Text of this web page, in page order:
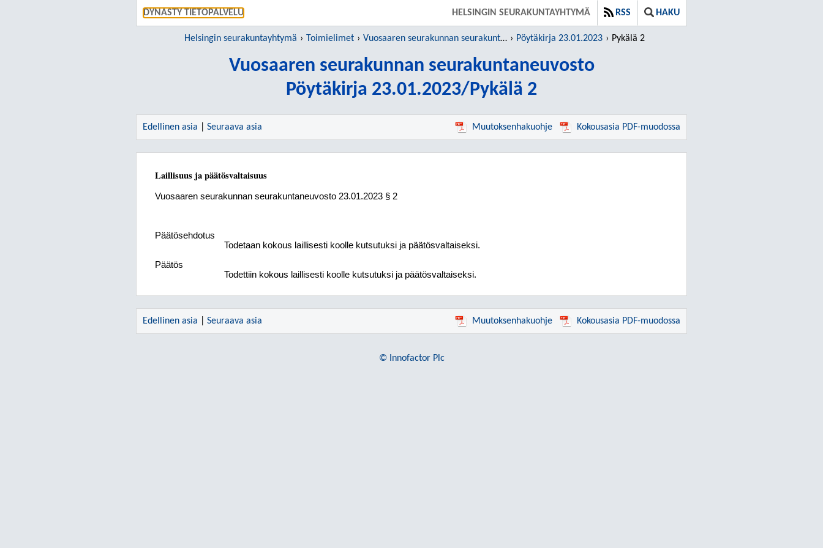
DYNASTY TIETOPALVELU SIIRRY SUORAAN PÄÄSISÄLTÖÖNHELSINGIN SEURAKUNTAYHTYMÄ RSS HAKU
Helsingin seurakuntayhtymä Toimielimet Vuosaaren seurakunnan seurakuntaneuvosto Pöytäkirja 23.01.2023 Pykälä 2
Vuosaaren seurakunnan seurakuntaneuvosto
Pöytäkirja 23.01.2023/Pykälä 2
Edellinen asia Seuraava asia Muutoksenhakuohje Kokousasia PDF-muodossa
Laillisuus ja päätösvaltaisuus
Vuosaaren seurakunnan seurakuntaneuvosto 23.01.2023 § 2
Päätösehdotus
Todetaan kokous laillisesti koolle kutsutuksi ja päätösvaltaiseksi.
Päätös
Todettiin kokous laillisesti koolle kutsutuksi ja päätösvaltaiseksi.
Edellinen asia Seuraava asia Muutoksenhakuohje Kokousasia PDF-muodossa
© Innofactor Plc